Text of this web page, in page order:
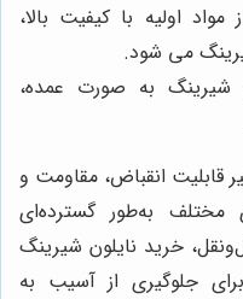
مواد اولیه با کیفیت بالا،
می شود.
شیرینگ به صورت عمده،
قابلیت انقباض، مقاومت و
مختلف به‌طور گسترده‌ای
خرید نایلون شیرینگ
جلوگیری از آسیب به